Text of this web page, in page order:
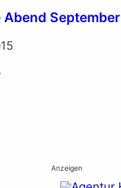
Abend September
Anzeigen